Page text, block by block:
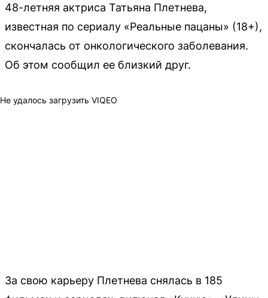
48-летняя актриса Татьяна Плетнева,
известная по сериалу «Реальные пацаны» (18+),
скончалась от онкологического заболевания.
Об этом сообщил ее близкий друг.
Не удалось загрузить VIQEO
За свою карьеру Плетнева снялась в 185